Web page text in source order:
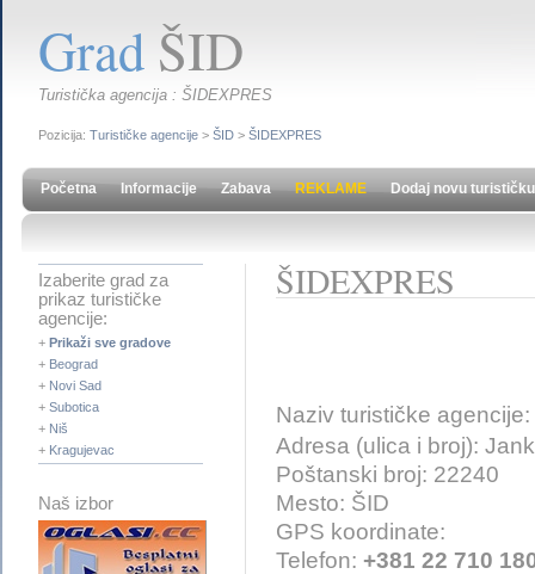
Grad ŠID
Turistička agencija : ŠIDEXPRES
Pozicija: Turističke agencije > ŠID > ŠIDEXPRES
Početna Informacije Zabava REKLAME Dodaj novu
Izaberite grad za
prikaz turističke
agencije:
+ Prikaži sve gradove
+ Beograd
+ Novi Sad
+ Subotica
+ Niš
+ Kragujevac
Naš izbor
ŠIDEXPRES
Naziv turističke agencije:
Adresa (ulica i broj):
Poštanski broj: 22240
Mesto: ŠID
GPS koordinate:
Telefon: +381 22 710